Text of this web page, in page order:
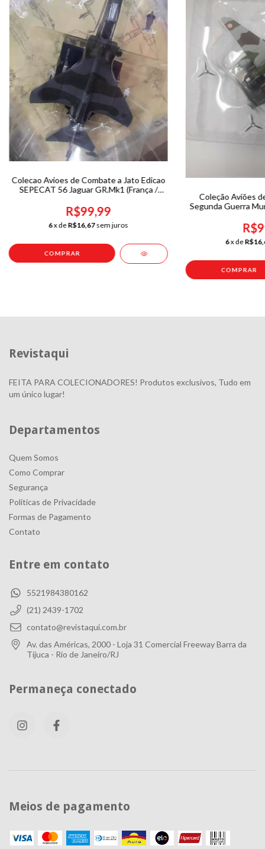
Colecao Avioes de Combate a Jato Edicao
SEPECAT 56 Jaguar GR.Mk1 (França /
R$99,99
6x deR$16,67sem juros
Coleção Aviões
Segunda Guerra
6x de
Revistaqui
FEITA PARA COLECIONADORES! Produtos exclusivos, Tudo em
um único lugar!
Departamentos
Quem Somos
Como Comprar
Segurança
Politicas de Privacidade
Formas de Pagamento
Contato
Entre em contato
5521984380162
(21) 2439-1702
contato@revistaqui.com.br
Av. das Américas, 2000 - Loja 31 Comercial Freeway Barra da
Tijuca - Rio de Janeiro/RJ
Permaneça conectado
Meios de pagamento